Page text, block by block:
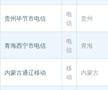
贵州毕节市电信
电
信
贵州
青海西宁市电信
电
信
青海
内蒙古通辽移动
移
动
内蒙古